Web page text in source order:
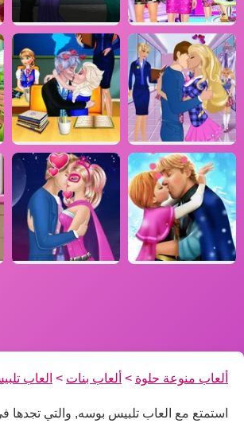
ألعاب منوعة حلوة > ألعاب بنات > العاب
استمتع مع العاب تلبيس بوسه, والتي تجدها